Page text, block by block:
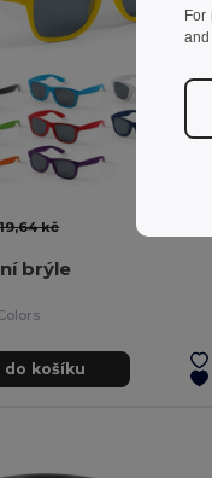
19,64 kč
brýle
do košíku
For
and